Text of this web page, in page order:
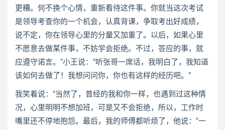
更糟。何不换个心情，重新看待这件事。你就当这次考试
是领导考查你的一个机会，认真背课，争取考出好成绩，
说不定，你在领导心里的分量又加重了。以后，如果心里
不愿意去做某件事，不妨学会拒绝。不过，答应的事，就
应遵守诺言。”小王说：“听张哥一席话，我明白了，我知道
该如何去做了！我想问问你，你也有这样的经历吧。”
我笑着说：“当然了，曾经的我和你一样，也遇到过这种情
况，心里明明不想加班，可是又不会拒绝，所以，工作时
嘴里还不停地抱怨。最后，我的师傅都听烦了，他说：“一